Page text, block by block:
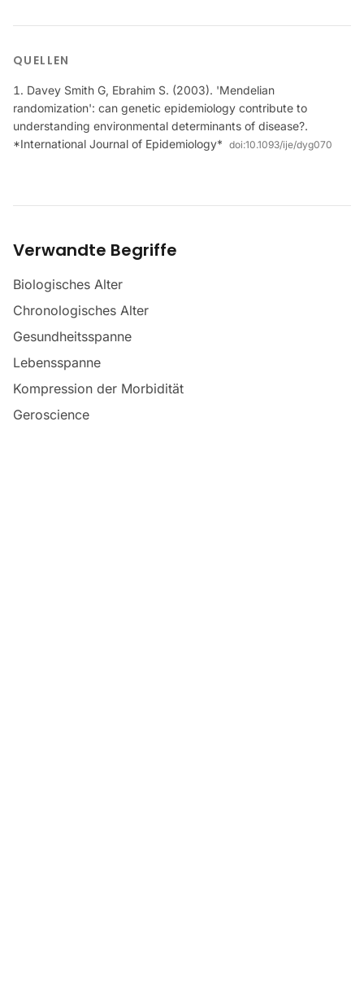
QUELLEN
Davey Smith G, Ebrahim S. (2003). 'Mendelian
randomization': can genetic epidemiology contribute to
understanding environmental determinants of disease?.
*International Journal of Epidemiology* doi:10.1093/ije/dyg070
Verwandte Begriffe
Biologisches Alter
Chronologisches Alter
Gesundheitsspanne
Lebensspanne
Kompression der Morbidität
Geroscience